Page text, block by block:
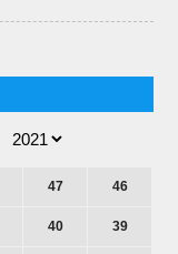
47 46
40 39